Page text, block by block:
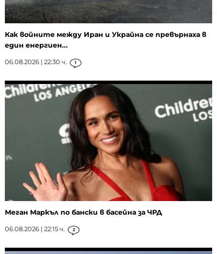
Как войните между Иран и Украйна се превърнаха в
един енергиен...
06.08.2026 | 22:30 ч. 1
Меган Маркъл по бански в басейна за ЧРД
06.08.2026 | 22:15 ч. 2